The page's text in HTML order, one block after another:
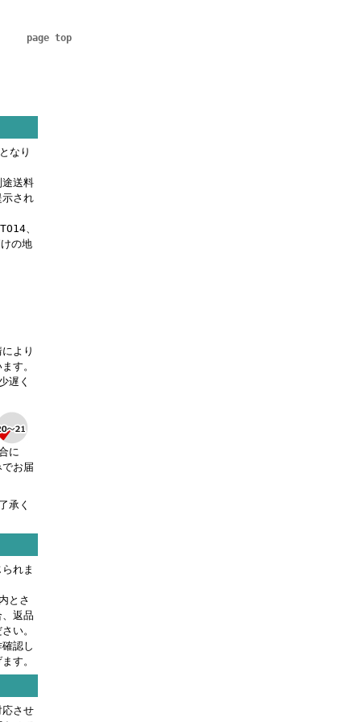
page top
なり
途送料
示され
、
の地
より
す。
遅く
に
お届
承く
れま
とさ
返品
い。
認し
す。
応させ